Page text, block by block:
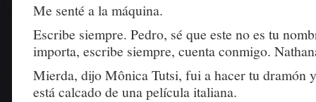
Me senté a la máquina.
Escribe siempre. Pedro, sé que este no es tu
importa, escribe siempre, cuenta conmigo.
Mierda, dijo Mônica Tutsi, fui a hacer tu dramón
está calcado de una película italiana.